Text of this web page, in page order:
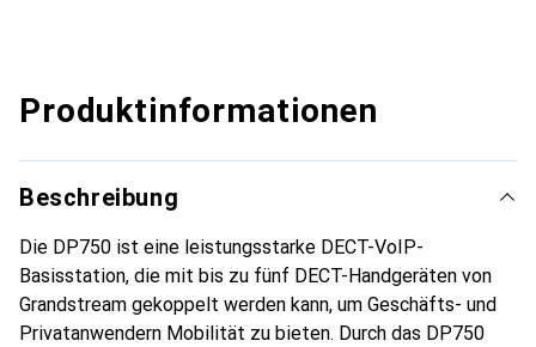
Produktinformationen
Beschreibung
Die DP750 ist eine leistungsstarke DECT-VoIP-
Basisstation, die mit bis zu fünf DECT-Handgeräten von
Grandstream gekoppelt werden kann, um Geschäfts- und
Privatanwendern Mobilität zu bieten. Durch das DP750